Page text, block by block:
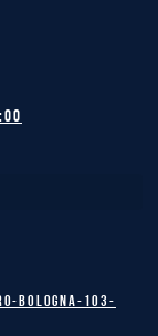
Bologna-103-